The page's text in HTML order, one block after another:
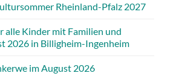
Rheinland-Pfalz 2027
alle Kinder mit Familien und
2026 in Billigheim-Ingenheim
im August 2026